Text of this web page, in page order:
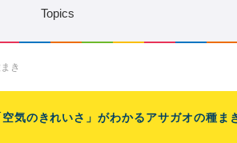
Topics
き
空気のきれいさ」がわかるアサガオの種ま